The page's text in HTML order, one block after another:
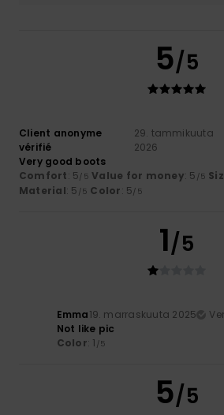
5/5
Client anonyme
vérifié
29. tammikuuta
2026
Very good boots
Comfort: 5/5 Value for money: 5 /5
Material: 5 /5 Color: 5/5
1/5
Emma19. marraskuuta 2025
Not like pic
Color: 1 /5
5/5